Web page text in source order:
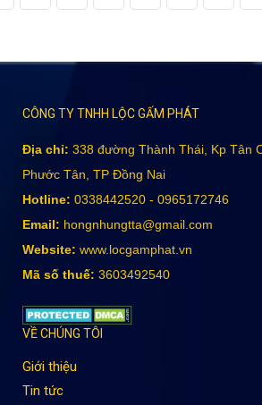
CÔNG TY TNHH LỘC GẤM PHÁT
Địa chỉ: 338 đường Thành Thái, Kp Tân
Phước Tân, TP Đồng Nai
Hotline: 0338442520 - 0965172746
Email: hongnhungtta@gmail.com
Website: www.locgamphat.vn
Mã số thuế: 3603492540
VỀ CHÚNG TÔI
Giới thiệu
Tin tức